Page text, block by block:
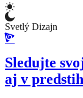
Svetlý Dizajn
Sledujte
aj v